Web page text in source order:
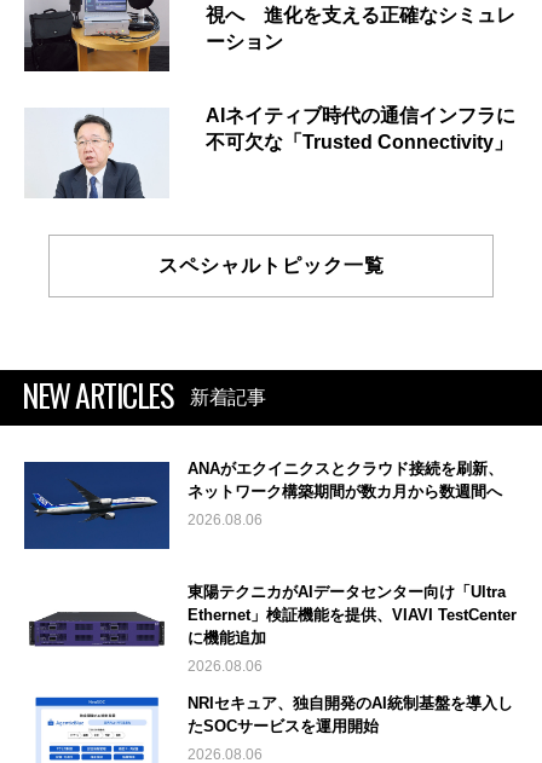
視へ 進化を支える正確なシミュレ
ーション
AIネイティブ時代の通信インフラに
不可欠な「Trusted Connectivity」
スペシャルトピック一覧
NEW ARTICLES 新着記事
ANAがエクイニクスとクラウド接続を刷新、
ネットワーク構築期間が数カ月から数週間へ
2026.08.06
東陽テクニカがAIデータセンター向け「Ultra
Ethernet」検証機能を提供、VIAVI TestCenter
に機能追加
2026.08.06
NRIセキュア、独自開発のAI統制基盤を導入し
たSOCサービスを運用開始
2026.08.06